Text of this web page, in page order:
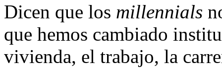
Dicen que los millennials
que hemos cambiado
vivienda, el trabajo, la